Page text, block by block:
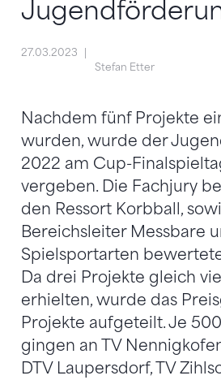
27.03.2023
Stefan Etter
Nachdem fünf Projekte
wurden, wurde der
2022 am Cup-
vergeben. Die Fachjury
den Ressort Korbball,
Bereichsleiter Messbare
Spielsportarten
Da drei Projekte gleich
erhielten, wurde das
Projekte aufgeteilt. Je
gingen an TV
DTV Laupersdorf, TV